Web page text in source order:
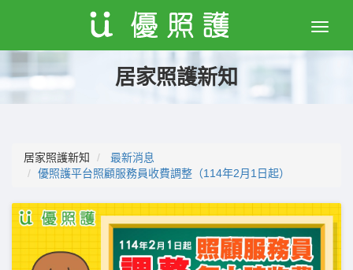
Toggle
居家照護新知
居家照護新知
最新消息
優照護平台照顧服務員收費調整（114年2月1日起）